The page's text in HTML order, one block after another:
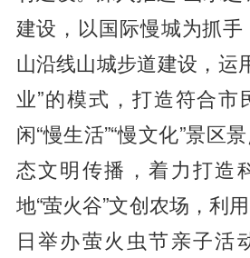
建设，以国际慢城为抓
山沿线山城步道建设，运
业”的模式，打造符合市
闲“慢生活”“慢文化”景区
态文明传播，着力打造
地“萤火谷”文创农场，利
日举办萤火虫节亲子活